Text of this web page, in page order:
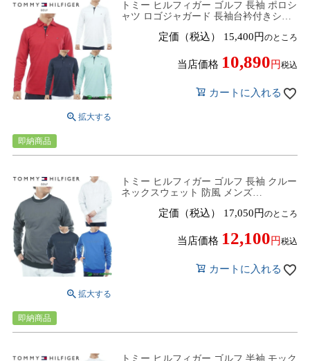
トミー ヒルフィガー ゴルフ 長袖 ポロシ
ャツ ロゴジャガード 長袖台衿付きシャ
ェア 2025年秋冬モデル TOMMY
定価（税込） 15,400 のところ
当店価格 10,890 税込
カートに入れる
即納商品
トミー ヒルフィガー ゴルフ 長袖 クルー
ネックスウェット 防風 メンズ
年秋冬モデル TOMMY HILFIGER 秋冬
定価（税込） 17,050 のところ
当店価格 12,100 税込
カートに入れる
即納商品
トミー ヒルフィガー ゴルフ 半袖 モック